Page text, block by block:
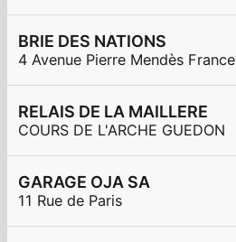
BRIE DES NATIONS
4 Avenue Pierre Mendès France
RELAIS DE LA MAILLERE
COURS DE L'ARCHE GUEDON
GARAGE OJA SA
11 Rue de Paris